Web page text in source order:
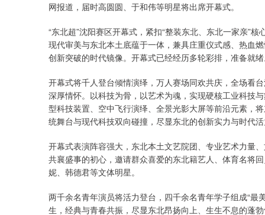
网报道，届时高圆圆、于和伟等明星将出席开幕式。
“东北超”沈阳赛区开幕式，紧扣“整装东北、东北一家亲”
现代审美与东北本土底蕴于一体，兼具庄重仪式感、热血
创新突破的时代镜像。开幕式已经经历多轮彩排，准备就
开幕式将千人登台倾情演绎，万人赛场同欢共庆，全场看
深厚情怀。以科技为骨，以艺术为魂，实现硬核工业科技
型科技装置、空中飞行演绎、全景光影大屏等前沿元素，
统舞台与现代科技双向碰撞，尽显东北的创新实力与时代
开幕式表演阵容强大，东北本土文艺院团、专业艺术力量
共襄盛事的初心，邀请群众喜爱的东北籍艺人、体育名将
妮、韩德君等文体明星。
两千余名青年演员将活力登台，四千余名青年学子组成“
生，经典与青春共振，尽显东北昂扬向上、生生不息的蓬